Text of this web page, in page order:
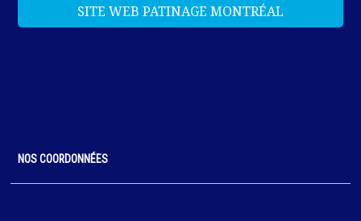
SITE WEB PATINAGE MONTRÉAL
NOS COORDONNÉES